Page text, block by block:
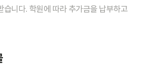
습니다. 학원에 따라 추가금을 납부하고